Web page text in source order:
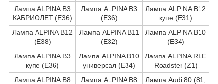
Лампа ALPINA B3
КАБРИОЛЕТ (E36)
Лампа ALPINA B3
(E36)
Лампа ALPINA B12
купе (E31)
Лампа ALPINA B12
(E38)
Лампа ALPINA B11
(E32)
Лампа ALPINA B10
(E34)
Лампа ALPINA B3
купе (E36)
Лампа ALPINA B10
универсал (E34)
Лампа ALPINA RLE
Roadster (Z1)
Лампа ALPINA B8
Лампа ALPINA B8
Лампа Audi 80 (81,